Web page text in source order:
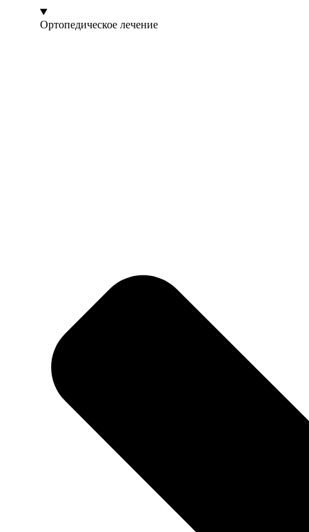
Ортопедическое лечение